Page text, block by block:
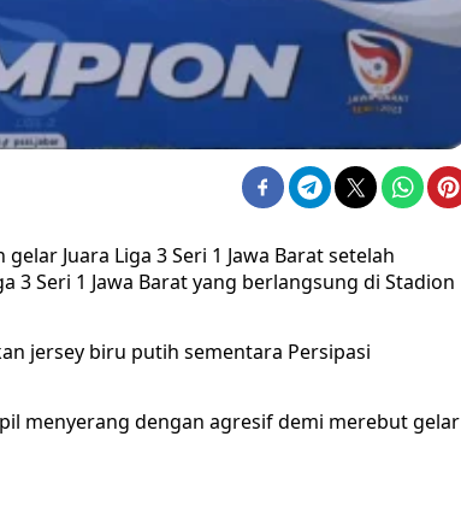
Juara Liga 3 Seri 1 Jawa Barat setelah
3 Seri 1 Jawa Barat yang berlangsung di Stadion
jersey biru putih sementara Persipasi
menyerang dengan agresif demi merebut gelar